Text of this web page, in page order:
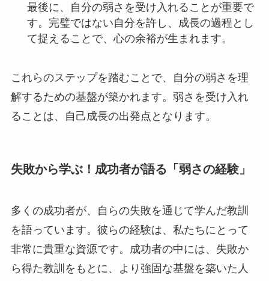
最後に、自分の弱さを受け入れることが重要で
す。完璧ではない自分を許し、成長の過程とし
て捉えることで、心の余裕が生まれます。
これらのステップを踏むことで、自分の弱さを理
解するための基盤が築かれます。弱さを受け入れ
ることは、自己成長の出発点となります。
失敗から学ぶ！成功者が語る「弱さの経験」
多くの成功者が、自らの失敗を通じて学んだ教訓
を語っています。彼らの経験は、私たちにとって
非常に貴重な資源です。成功者の中には、失敗か
ら得た教訓をもとに、より強固な基盤を築いた人